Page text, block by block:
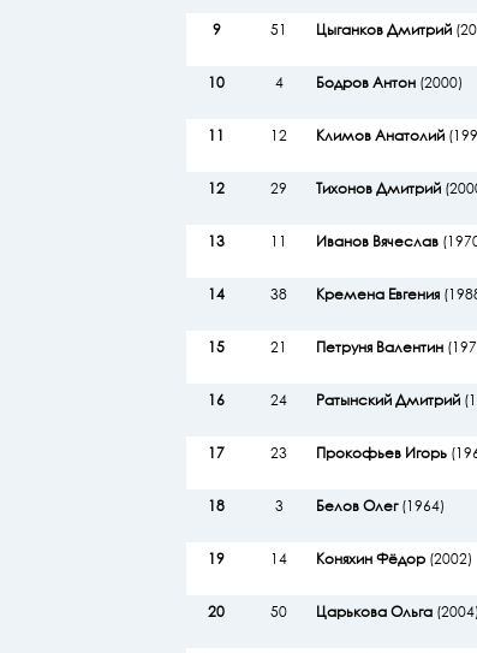
9 51 Цыганков Дмитрий
10 4 Бодров Антон (2000)
11 12 Климов Анатолий
12 29 Тихонов Дмитрий
13 11 Иванов Вячеслав
14 38 Кремена Евгения
15 21 Петруня Валентин
16 24 Ратынский Дмитрий
17 23 Прокофьев Игорь
18 3 Белов Олег(1964)
19 14 Коняхин Фёдор (2002)
20 50 Царькова Ольга (2004)